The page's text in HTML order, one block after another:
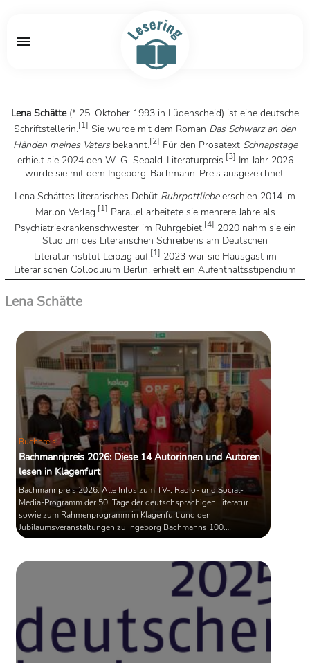
Lena Schätte(* 25. Oktober 1993 in Lüdenscheid) ist eine deutsche
Schriftstellerin.[1] Sie wurde mit dem Roman Das Schwarz an den
Händen meines Vatersbekannt.[2] Für den Prosatext Schnapstage
erhielt sie 2024 den W.-G.-Sebald-Literaturpreis.[3] Im Jahr 2026
wurde sie mit dem Ingeborg-Bachmann-Preis ausgezeichnet.
Lena Schättes literarisches Debüt Ruhrpottliebeerschien 2014 im
Marlon Verlag.[1] Parallel arbeitete sie mehrere Jahre als
Psychiatriekrankenschwester im Ruhrgebiet.[4] 2020 nahm sie ein
Studium des Literarischen Schreibens am Deutschen
Literaturinstitut Leipzig auf.[1] 2023 war sie Hausgast im
Literarischen Colloquium Berlin, erhielt ein Aufenthaltsstipendium
des Berliner Senats und arbeitete in der Redaktion der Anthologie
Tippgemeinschaft
Quelle: Wikipedia
Lena Schätte
Buchpreis
Bachmannpreis 2026: Diese 14 Autorinnen und Autoren
lesen in Klagenfurt
Bachmannpreis 2026: Alle Infos zum TV-, Radio- und Social-
Media-Programm der 50. Tage der deutschsprachigen Literatur
sowie zum Rahmenprogramm in Klagenfurt und den
Jubiläumsveranstaltungen zu Ingeborg Bachmanns 100.
Geburtstag.